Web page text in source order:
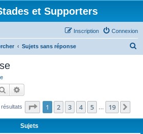
et Supporters
Connexion
Inscription
Sujets sans réponse
c
Rechercher
Page 1sur19
1 2 3 4 5 19
Sujets